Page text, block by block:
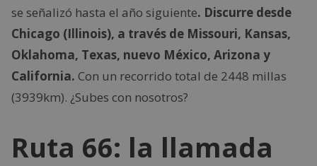
se señalizó hasta el año siguiente. Discurre desde
Chicago (Illinois), a través de Missouri, Kansas,
Oklahoma, Texas, nuevo México, Arizona y
California. Con un recorrido total de 2448 millas
(3939km). ¿Subes con nosotros?
Ruta 66: la llamada